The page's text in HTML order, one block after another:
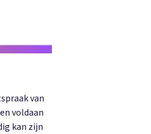
van
voldaan
kan zijn